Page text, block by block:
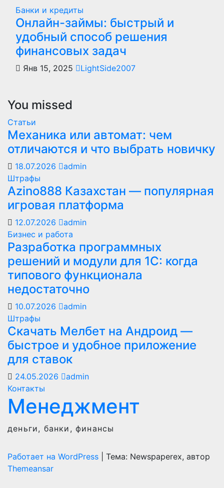
Банки и кредиты
Онлайн-займы: быстрый и
удобный способ решения
финансовых задач
Янв 15, 2025 LightSide2007
You missed
Статьи
Механика или автомат: чем
отличаются и что выбрать новичку
18.07.2026
admin
Штрафы
Azino888 Казахстан — популярная
игровая платформа
12.07.2026
admin
Бизнес и работа
Разработка программных
решений и модули для 1С: когда
типового функционала
недостаточно
10.07.2026
admin
Штрафы
Скачать Мелбет на Андроид —
быстрое и удобное приложение
для ставок
24.05.2026
admin
Контакты
Менеджмент
деньги, банки, финансы
Работает на WordPress
Тема: Newspaperex, автор
Themeansar